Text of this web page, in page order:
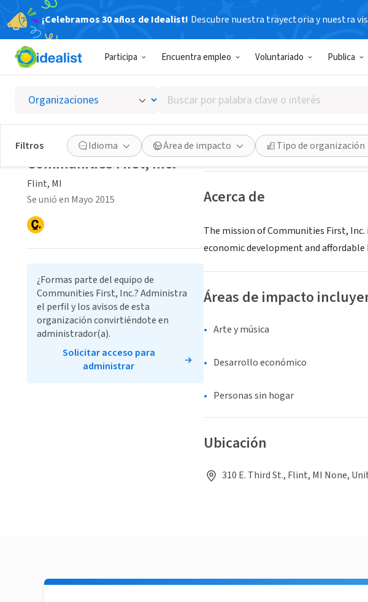
¡Celebramos 30 años de Idealist! Descubre nuestra trayectoria y nuestra
Participa Encuentra empleo Voluntariado Publica
Buscar
por
palabra
clave
o
interés
Filtros Idioma Área de impacto Tipo de organización
Communities
Flint, MI|www.communitiesfirstinc.org
Guardar Compartir
Acerca de
The mission of Communities First,
economic development and
Áreas de impacto
Arte y música
Desarrollo económico
Personas sin hogar
Ubicación
310 E. Third St., Flint, MI None,
Communities First, Inc.
Flint, MI
Se unió en Mayo 2015
¿Formas parte del equipo de
Communities First, Inc.? Administra
el perfil y los avisos de esta
organización convirtiéndote en
administrador(a).
Solicitar acceso para
administrar